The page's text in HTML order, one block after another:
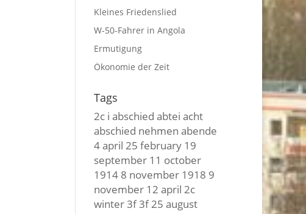
Kleines Friedenslied
W-50-Fahrer in Angola
Ermutigung
Ökonomie der Zeit
Tags
2c i abschied abtei acht
abschied nehmen abende
4 april 25 february 19
september 11 october
1914 8 november 1918 9
november 12 april 2c
winter3f 3f25 august